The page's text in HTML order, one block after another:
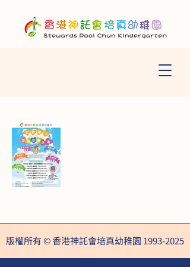
版權所有 © 香港神託會培真幼稚園 1993-2025